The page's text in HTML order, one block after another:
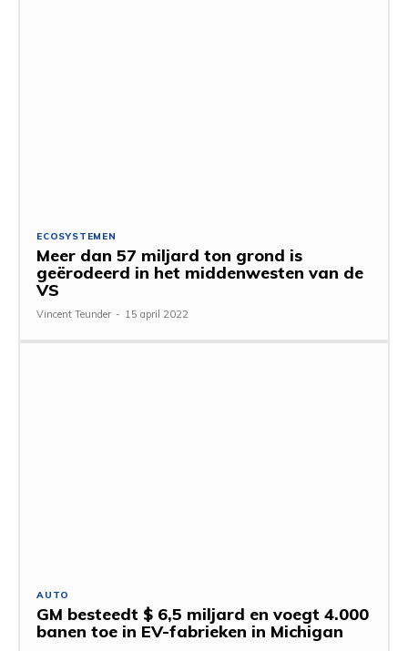
ECOSYSTEMEN
Meer dan 57 miljard ton grond is
geërodeerd in het middenwesten van de
VS
Vincent Teunder - 15 april 2022
AUTO
GM besteedt $ 6,5 miljard en voegt 4.000
banen toe in EV-fabrieken in Michigan